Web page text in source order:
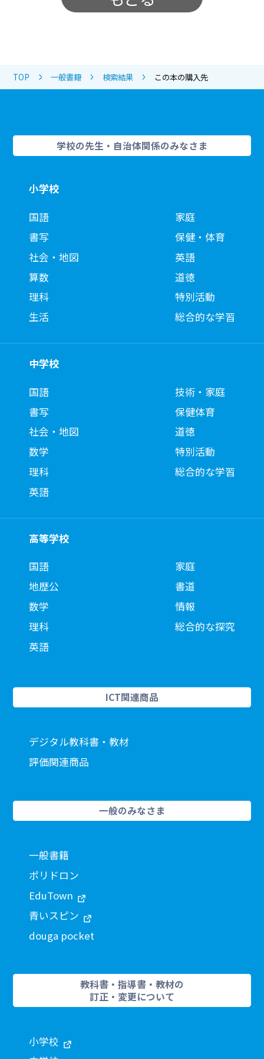
TOP 一般書籍 検索結果 この本の購入先
学校の先生・自治体関係のみなさま
小学校
国語
書写
社会・地図
算数
理科
生活
家庭
保健・体育
英語
道徳
特別活動
総合的な学習
中学校
国語
書写
社会・地図
数学
理科
英語
技術・家庭
保健体育
道徳
特別活動
総合的な学習
高等学校
国語
地歴公
数学
理科
英語
家庭
書道
情報
総合的な探究
ICT関連商品
デジタル教科書・教材
評価関連商品
一般のみなさま
一般書籍
ポリドロン
EduTown
青いスピン
douga pocket
教科書・指導書・教材の
訂正・変更について
小学校